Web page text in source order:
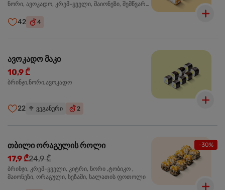
ნორი, ავოკადო, კრემ-ყველი, მაიონეზი, შემწვარი
42 4
ავოკადო მაკი
10,9 ₾
ბრინჯი,ნორი,ავოკადო
22 🥦 ვეგანური 2
-30%
თბილი ორაგულის როლი
17,9 ₾24,9 ₾
ბრინჯი, კრემ-ყველი, კიტრი, ნორი ,ტობიკო ,
მაიონეზი, ორაგული, სეზამი, სალათის ფოთოლი